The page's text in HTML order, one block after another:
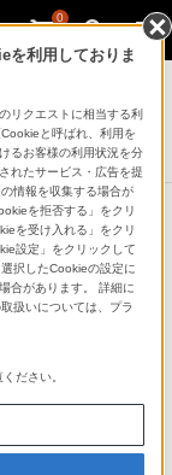
0
品と比較する
を利用しておりま
リクエストに相当する利
と呼ばれ、利用を
るお客様の利用状況を分
れたサービス・広告を提
情報を収集する場合が
を拒否する」をクリ
を受け入れる」をクリ
設定」をクリックして
択したCookieの設定に
合があります。 詳細に
扱いについては、プラ
ださい。